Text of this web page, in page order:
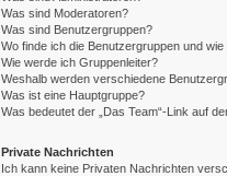
Was sind Moderatoren?
Was sind Benutzergruppen?
Wo finde ich die Benutzergruppen und
Wie werde ich Gruppenleiter?
Weshalb werden verschiedene
Was ist eine Hauptgruppe?
Was bedeutet der „Das Team“-Link auf
Private Nachrichten
Ich kann keine Privaten Nachrichten